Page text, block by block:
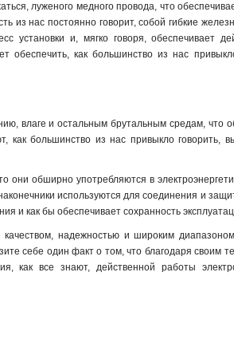
луженого медного провода, что
нас постоянно говорит, собой гибкие
установки и, мягко говоря, обеспечивает
обеспечить, как большинство из нас
влаге и остальным брутальным средам, что
как большинство из нас привыкло говорить,
обширно употребляются в
используются для соединения и
и как бы обеспечивает сохранность
надежностью и широким
себе один факт о том, что благодаря своим
как все знают, действенной работы